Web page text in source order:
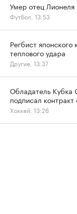
Умер отец
Футбол, 13:53
Регбист японского
теплового удара
Другие, 13:37
Обладатель Кубка
подписал
Хоккей, 13:26